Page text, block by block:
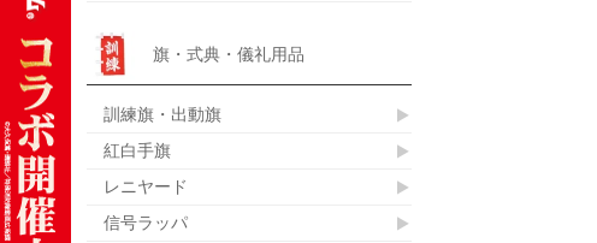
旗・式典・儀礼用品
訓練旗・出動旗
紅白手旗
レニヤード
信号ラッパ